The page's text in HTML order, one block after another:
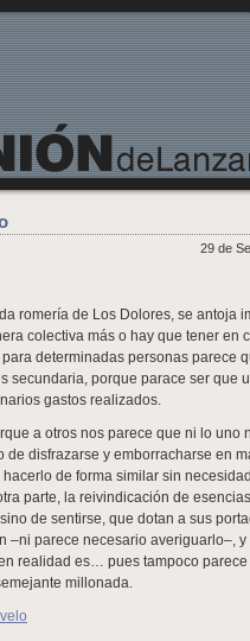
29 de
romería de Los Dolores, se antoja
colectiva más o hay que tener en
determinadas personas parece
secundaria, porque parace ser que
gastos realizados.
a otros nos parece que ni lo uno
de disfrazarse y emborracharse en
de forma similar sin
parte, la reivindicación de
de sentirse, que dotan a sus
–ni parece necesario averiguarlo–,
realidad es… pues tampoco
millonada.